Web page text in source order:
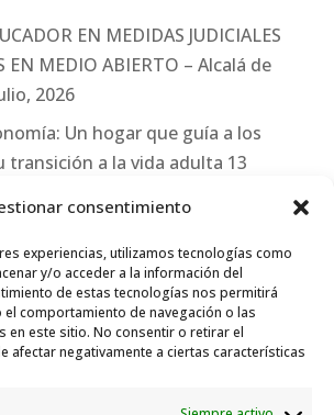
consentimiento
experiencias, utilizamos tecnologías como
y/o acceder a la información del
de estas tecnologías nos permitirá
comportamiento de navegación o las
en este sitio. No consentir o retirar el
afectar negativamente a ciertas características
EN MEDIDAS JUDICIALES
EN MEDIO ABIERTO – Alcalá de
2026
Un hogar que guía a los
transición a la vida adulta 13
Acciones de empleo en el
de Acogida de Protección
10 julio, 2026